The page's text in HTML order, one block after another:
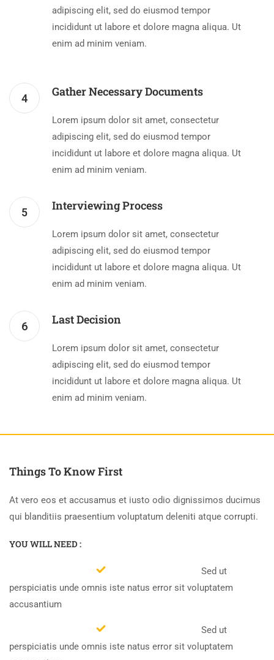
adipiscing elit, sed do eiusmod tempor
incididunt ut labore et dolore magna aliqua. Ut
enim ad minim veniam.
4 Gather Necessary Documents
Lorem ipsum dolor sit amet, consectetur
adipiscing elit, sed do eiusmod tempor
incididunt ut labore et dolore magna aliqua. Ut
enim ad minim veniam.
5 Interviewing Process
Lorem ipsum dolor sit amet, consectetur
adipiscing elit, sed do eiusmod tempor
incididunt ut labore et dolore magna aliqua. Ut
enim ad minim veniam.
6 Last Decision
Lorem ipsum dolor sit amet, consectetur
adipiscing elit, sed do eiusmod tempor
incididunt ut labore et dolore magna aliqua. Ut
enim ad minim veniam.
Things To Know First
At vero eos et accusamus et iusto odio dignissimos ducimus
qui blanditiis praesentium voluptatum deleniti atque corrupti.
YOU WILL NEED :
Sed ut
perspiciatis unde omnis iste natus error sit voluptatem
accusantium
Sed ut
perspiciatis unde omnis iste natus error sit voluptatem